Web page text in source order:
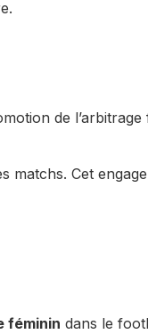
de
matchs. Cet
féminin dans le